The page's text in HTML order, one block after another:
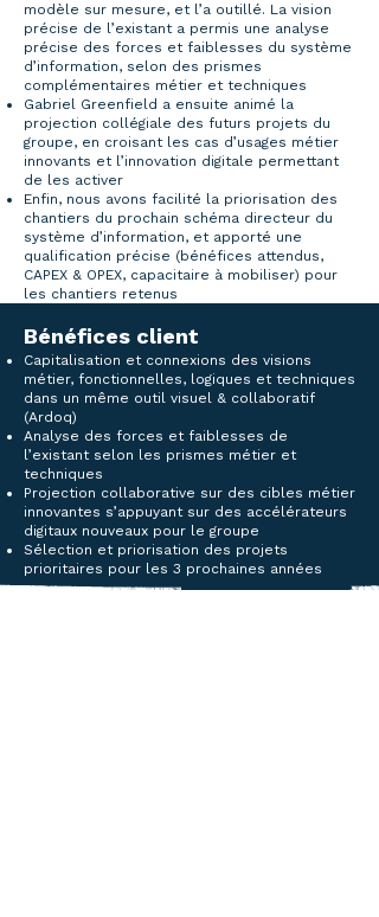
modèle sur mesure, et l’a outillé. La vision
précise de l’existant a permis une analyse
précise des forces et faiblesses du système
d’information, selon des prismes
complémentaires métier et techniques
Gabriel Greenfield a ensuite animé la
projection collégiale des futurs projets du
groupe, en croisant les cas d’usages métier
innovants et l’innovation digitale permettant
de les activer
Enfin, nous avons facilité la priorisation des
chantiers du prochain schéma directeur du
système d’information, et apporté une
qualification précise (bénéfices attendus,
CAPEX & OPEX, capacitaire à mobiliser) pour
les chantiers retenus
Bénéfices client
Capitalisation et connexions des visions
métier, fonctionnelles, logiques et techniques
dans un même outil visuel & collaboratif
(Ardoq)
Analyse des forces et faiblesses de
l’existant selon les prismes métier et
techniques
Projection collaborative sur des cibles métier
innovantes s’appuyant sur des accélérateurs
digitaux nouveaux pour le groupe
Sélection et priorisation des projets
prioritaires pour les 3 prochaines années